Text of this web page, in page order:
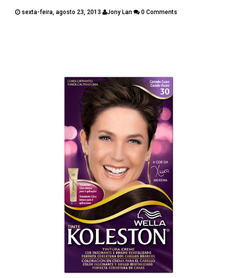
sexta-feira, agosto 23, 2013 Jony Lan 0 Comments